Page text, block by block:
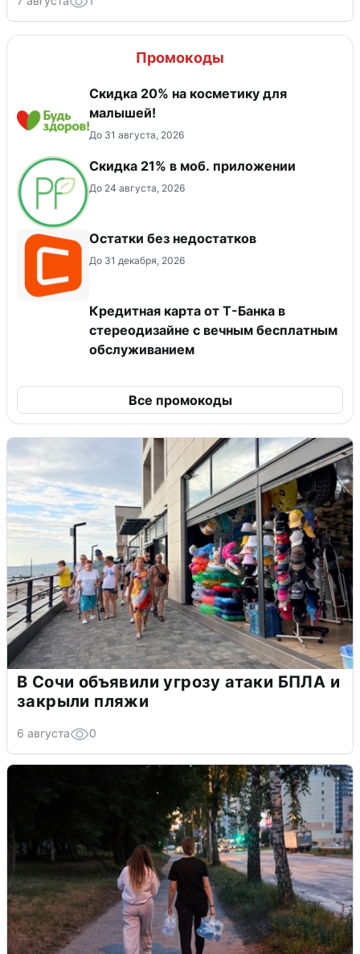
Промокоды
Скидка 20% на косметику для
малышей!
До 31 августа, 2026
Скидка 21% в моб. приложении
До 24 августа, 2026
Остатки без недостатков
До 31 декабря, 2026
Кредитная карта от Т-Банка в
стереодизайне с вечным бесплатным
обслуживанием
Все промокоды
В Сочи объявили угрозу атаки БПЛА и
закрыли пляжи
6 августа 0